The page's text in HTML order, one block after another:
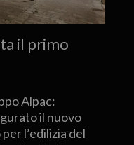
il primo
Alpac:
il nuovo
l’edilizia del